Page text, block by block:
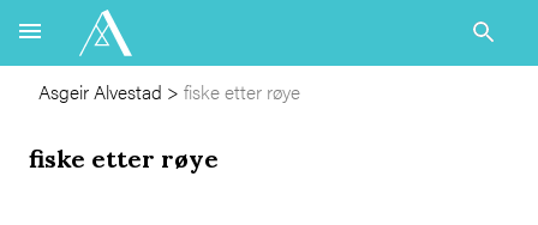
Asgeir Alvestad > fiske etter røye
fiske etter røye